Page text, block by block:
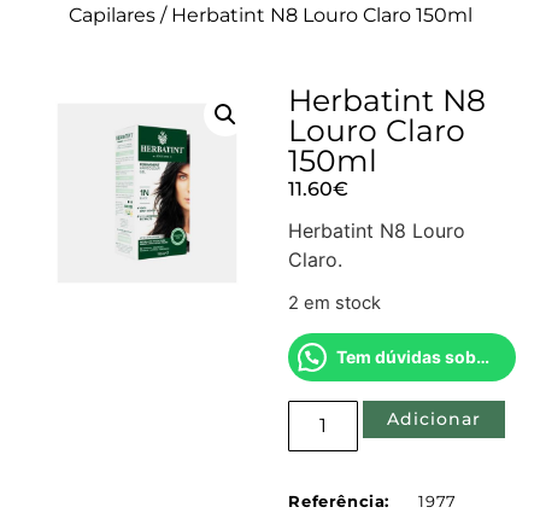
Capilares/ Herbatint N8 Louro Claro 150ml
Herbatint N8
Louro Claro
150ml
11.60€
Herbatint N8 Louro
Claro.
2 em stock
Tem dúvidas sobre este produto?
Adicionar
Referência:
1977